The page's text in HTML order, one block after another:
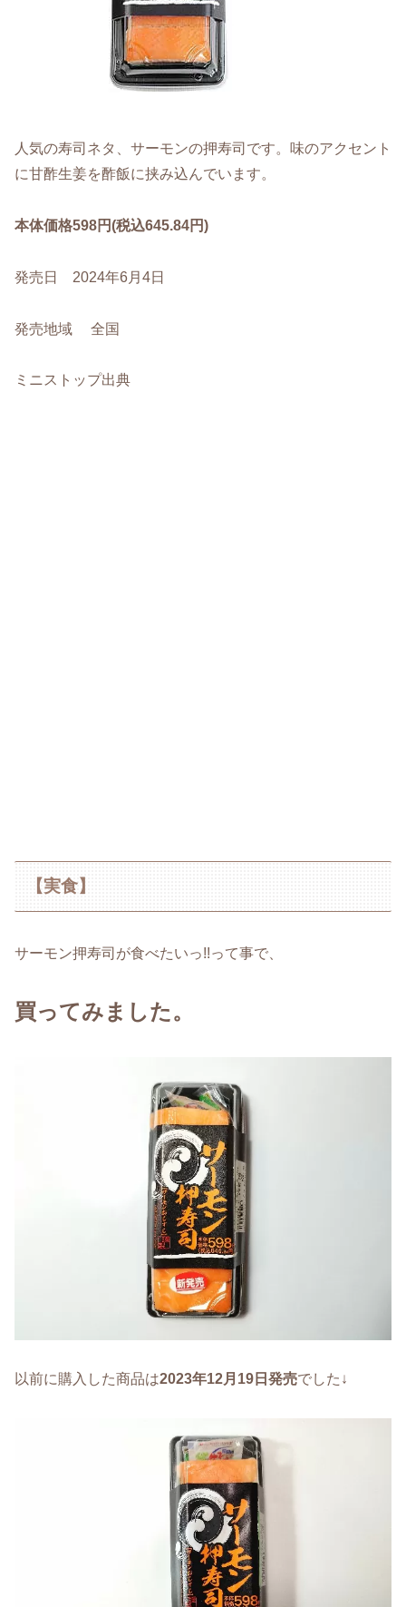
人気の寿司ネタ、サーモンの押寿司です。味のアクセント
に甘酢生姜を酢飯に挟み込んでいます。
本体価格598円(税込645.84円)
発売日 2024年6月4日
発売地域 全国
ミニストップ出典
【実食】
サーモン押寿司が食べたいっ!!って事で、
買ってみました。
以前に購入した商品は2023年12月19日発売でした↓